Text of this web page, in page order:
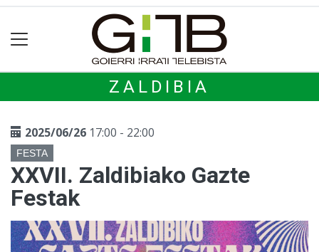
ZALDIBIA
2025/06/26 17:00 - 22:00
FESTA
XXVII. Zaldibiako Gazte
Festak